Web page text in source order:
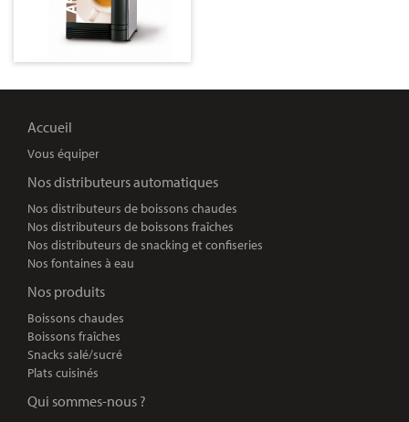
Accueil
Vous équiper
Nos distributeurs automatiques
Nos distributeurs de boissons chaudes
Nos distributeurs de boissons fraîches
Nos distributeurs de snacking et confiseries
Nos fontaines à eau
Nos produits
Boissons chaudes
Boissons fraîches
Snacks salé/sucré
Plats cuisinés
Qui sommes-nous ?